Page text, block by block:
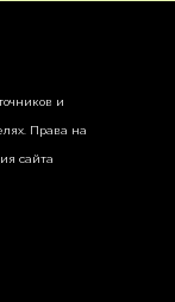
и
Права на
сайта